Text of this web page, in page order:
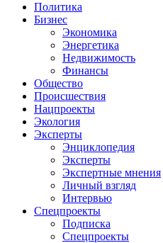
Политика
Бизнес
Экономика
Энергетика
Недвижимость
Финансы
Общество
Происшествия
Нацпроекты
Экология
Эксперты
Энциклопедия
Эксперты
Экспертные мнения
Личный взгляд
Интервью
Спецпроекты
Подписка
Спецпроекты